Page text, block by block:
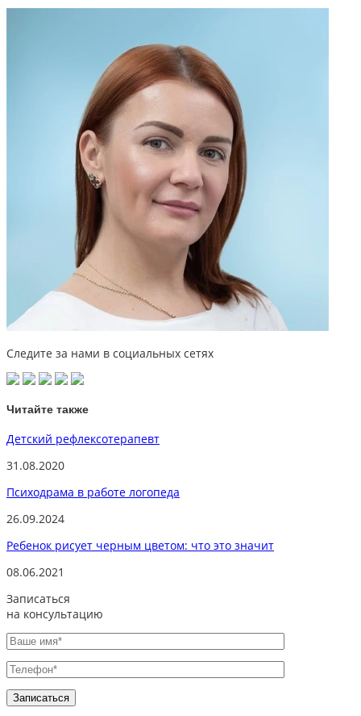
Следите за нами в социальных сетях
Читайте также
Детский рефлексотерапевт
31.08.2020
Психодрама в работе логопеда
26.09.2024
Ребенок рисует черным цветом: что это значит
08.06.2021
Записаться
на консультацию